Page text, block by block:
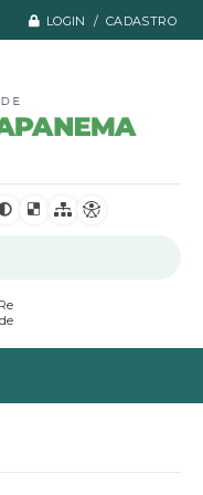
LOGIN / CADASTRO